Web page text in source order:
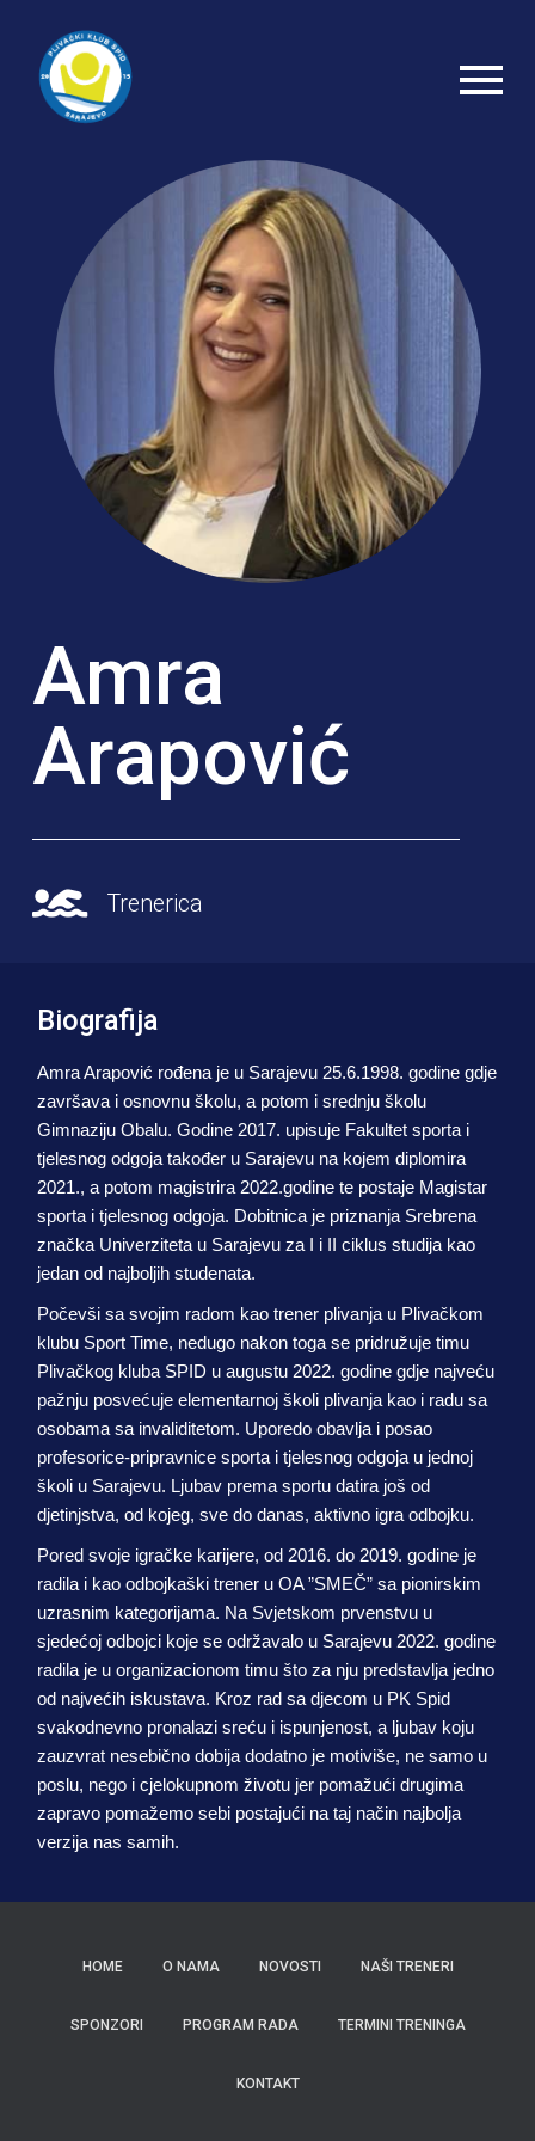
Amra
Arapović
Trenerica
Biografija
Amra Arapović rođena je u Sarajevu 25.6.1998. godine gdje
završava i osnovnu školu, a potom i srednju školu
Gimnaziju Obalu. Godine 2017. upisuje Fakultet sporta i
tjelesnog odgoja također u Sarajevu na kojem diplomira
2021., a potom magistrira 2022.godine te postaje Magistar
sporta i tjelesnog odgoja. Dobitnica je priznanja Srebrena
značka Univerziteta u Sarajevu za I i II ciklus studija kao
jedan od najboljih studenata.
Počevši sa svojim radom kao trener plivanja u Plivačkom
klubu Sport Time, nedugo nakon toga se pridružuje timu
Plivačkog kluba SPID u augustu 2022. godine gdje najveću
pažnju posvećuje elementarnoj školi plivanja kao i radu sa
osobama sa invaliditetom. Uporedo obavlja i posao
profesorice-pripravnice sporta i tjelesnog odgoja u jednoj
školi u Sarajevu. Ljubav prema sportu datira još od
djetinjstva, od kojeg, sve do danas, aktivno igra odbojku.
Pored svoje igračke karijere, od 2016. do 2019. godine je
radila i kao odbojkaški trener u OA ”SMEČ” sa pionirskim
uzrasnim kategorijama. Na Svjetskom prvenstvu u
sjedećoj odbojci koje se održavalo u Sarajevu 2022. godine
radila je u organizacionom timu što za nju predstavlja jedno
od najvećih iskustava. Kroz rad sa djecom u PK Spid
svakodnevno pronalazi sreću i ispunjenost, a ljubav koju
zauzvrat nesebično dobija dodatno je motiviše, ne samo u
poslu, nego i cjelokupnom životu jer pomažući drugima
zapravo pomažemo sebi postajući na taj način najbolja
verzija nas samih.
HOME O NAMA NOVOSTI NAŠI TRENERI
SPONZORI PROGRAM RADA TERMINI TRENINGA
KONTAKT